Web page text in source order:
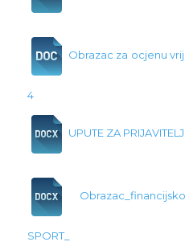
Obrazac za ocjenu
4
UPUTE ZA
SPORT_